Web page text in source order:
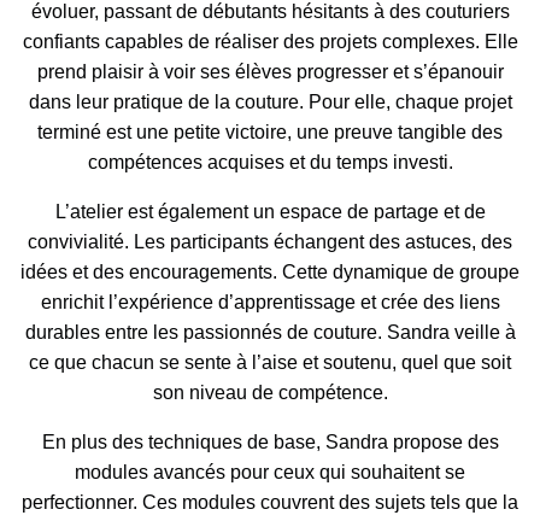
évoluer, passant de débutants hésitants à des couturiers
confiants capables de réaliser des projets complexes. Elle
prend plaisir à voir ses élèves progresser et s’épanouir
dans leur pratique de la couture. Pour elle, chaque projet
terminé est une petite victoire, une preuve tangible des
compétences acquises et du temps investi.
L’atelier est également un espace de partage et de
convivialité. Les participants échangent des astuces, des
idées et des encouragements. Cette dynamique de groupe
enrichit l’expérience d’apprentissage et crée des liens
durables entre les passionnés de couture. Sandra veille à
ce que chacun se sente à l’aise et soutenu, quel que soit
son niveau de compétence.
En plus des techniques de base, Sandra propose des
modules avancés pour ceux qui souhaitent se
perfectionner. Ces modules couvrent des sujets tels que la